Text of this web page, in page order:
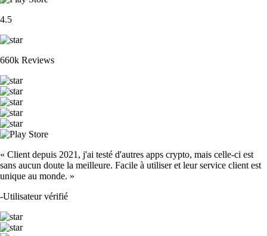
4.5
660k Reviews
« Client depuis 2021, j'ai testé d'autres apps crypto, mais celle-ci est
sans aucun doute la meilleure. Facile à utiliser et leur service client est
unique au monde. »
-Utilisateur vérifié